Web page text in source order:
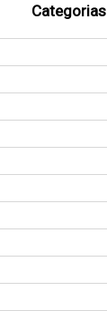
Categorias